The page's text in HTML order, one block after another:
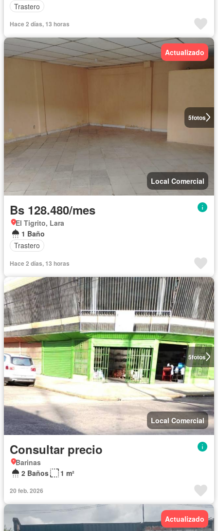
Trastero
Hace 2 días, 13 horas
5fotos
Actualizado
Local Comercial
Bs 128.480/mes
El Tigrito, Lara
1 Baño
Trastero
Hace 2 días, 13 horas
5fotos
Local Comercial
Consultar precio
Barinas
2 Baños
1 m²
20 feb. 2026
Actualizado